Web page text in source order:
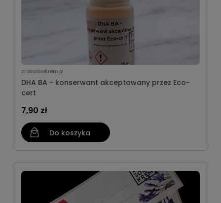
zrobsobiekrem.pl
DHA BA - konserwant akceptowany przez Eco-
cert
7,90 zł
Do koszyka